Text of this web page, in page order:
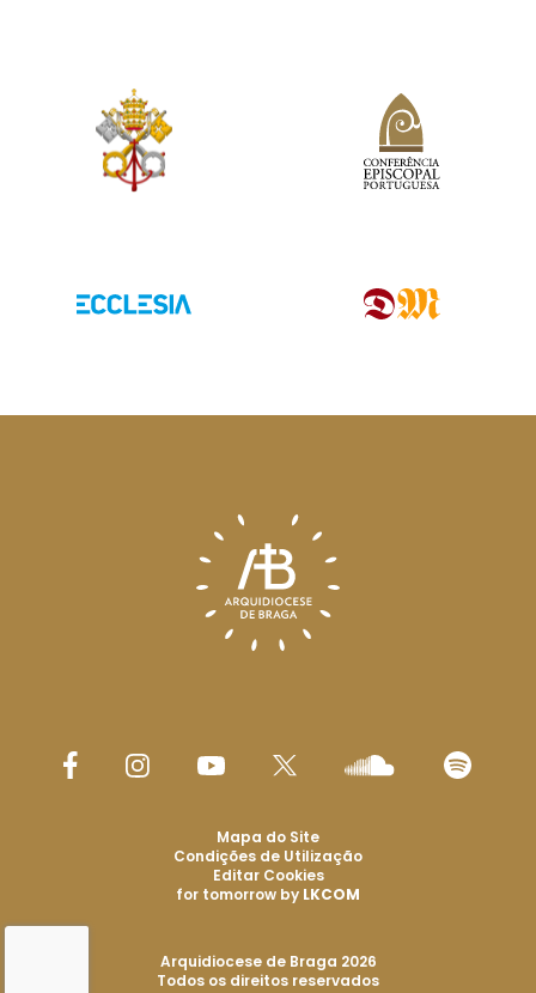
Arquidiocese de Braga 2026
Todos os direitos reservados
Mapa do Site
Condições de Utilização
Editar Cookies
for tomorrow by LKCOM